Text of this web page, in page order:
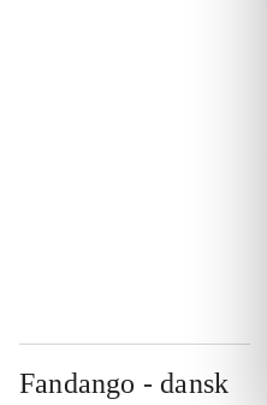
Fandango - dansk